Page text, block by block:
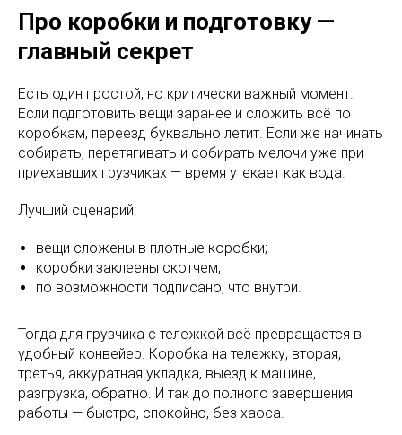
Про коробки и подготовку —
главный секрет
Есть один простой, но критически важный момент.
Если подготовить вещи заранее и сложить всё по
коробкам, переезд буквально летит. Если же начинать
собирать, перетягивать и собирать мелочи уже при
приехавших грузчиках — время утекает как вода.
Лучший сценарий:
вещи сложены в плотные коробки;
коробки заклеены скотчем;
по возможности подписано, что внутри.
Тогда для грузчика с тележкой всё превращается в
удобный конвейер. Коробка на тележку, вторая,
третья, аккуратная укладка, выезд к машине,
разгрузка, обратно. И так до полного завершения
работы — быстро, спокойно, без хаоса.